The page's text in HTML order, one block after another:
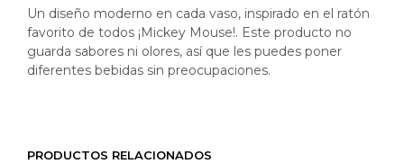
Un diseño moderno en cada vaso, inspirado en el ratón
favorito de todos ¡Mickey Mouse!. Este producto no
guarda sabores ni olores, así que les puedes poner
diferentes bebidas sin preocupaciones.
PRODUCTOS RELACIONADOS